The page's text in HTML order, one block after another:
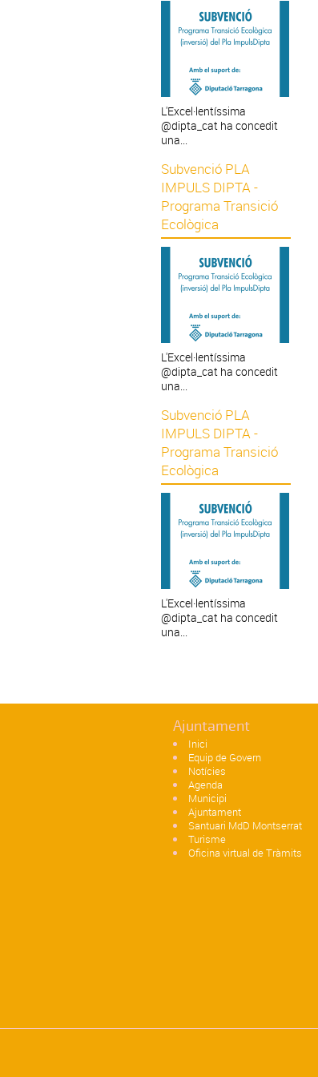
L'Excel·lentíssima
@dipta_cat ha concedit
una...
Subvenció PLA
IMPULS DIPTA -
Programa Transició
Ecològica
L'Excel·lentíssima
@dipta_cat ha concedit
una...
Subvenció PLA
IMPULS DIPTA -
Programa Transició
Ecològica
L'Excel·lentíssima
@dipta_cat ha concedit
una...
Ajuntament
Inici
Equip de Govern
Notícies
Agenda
Municipi
Ajuntament
Santuari MdD Montserrat
Turisme
Oficina virtual de Tràmits